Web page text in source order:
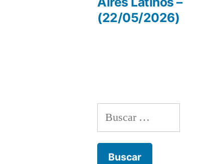
Navegación(22/05/2026)
Buscar: